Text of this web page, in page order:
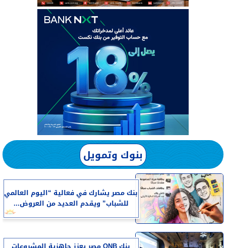
بنوك وتمويل
بنك مصر يشارك في فعالية “اليوم العالمي
للشباب” ويقدم العديد من العروض...